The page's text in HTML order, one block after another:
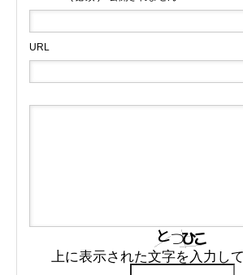
URL
上に表示された文字を入力し